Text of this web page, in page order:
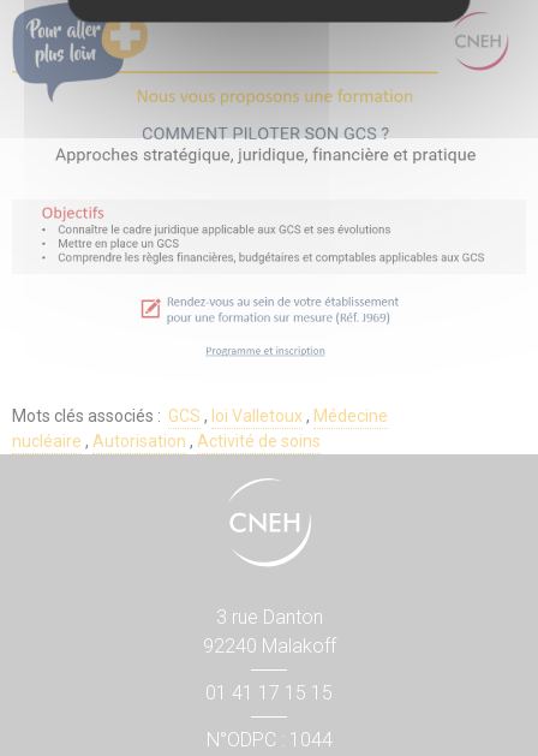
Mots clés associés : GCS , loi Valletoux, Médecine
nucléaire , Autorisation , Activité de soins
3 rue Danton
92240 Malakoff
01 41 17 15 15
N°ODPC : 1044